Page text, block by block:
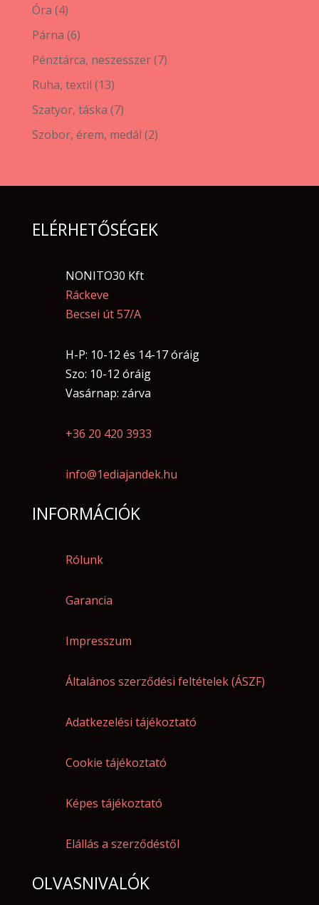
Óra 44
termék
Párna 66
Pénztárca, neszesszer 77
Ruha, textil 1313
termék
Szatyor, táska 77
termék
Szobor, érem, medál 22
ELÉRHETŐSÉGEK
NONITO30 Kft
Ráckeve
Becsei út 57/A
H-P: 10-12 és 14-17 óráig
Szo: 10-12 óráig
Vasárnap: zárva
+36 20 420 3933
info@1ediajandek.hu
INFORMÁCIÓK
Rólunk
Garancia
Impresszum
Általános szerződési feltételek (ÁSZF)
Adatkezelési tájékoztató
Cookie tájékoztató
Képes tájékoztató
Elállás a szerződéstől
OLVASNIVALÓK